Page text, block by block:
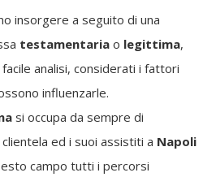
insorgere a seguito di una
testamentaria o legittima,
analisi, considerati i fattori
influenzarle.
si occupa da sempre di
ed i suoi assistiti a Napoli
campo tutti i percorsi